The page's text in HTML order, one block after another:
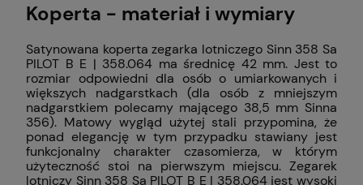
Koperta - materiał i wymiary
Satynowana koperta zegarka lotniczego Sinn 358 Sa
PILOT B E | 358.064 ma średnicę 42 mm. Jest to
rozmiar odpowiedni dla osób o umiarkowanych i
większych nadgarstkach (dla osób z mniejszym
nadgarstkiem polecamy mającego 38,5 mm Sinna
356). Matowy wygląd użytej stali przypomina, że
ponad elegancję w tym przypadku stawiany jest
funkcjonalny charakter czasomierza, w którym
użyteczność stoi na pierwszym miejscu. Zegarek
lotniczy Sinn 358 Sa PILOT B E | 358.064 jest wysoki